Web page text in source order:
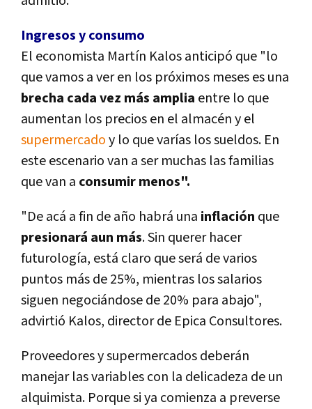
Ingresos y consumo
El economista Martí­n Kalos anticipó que "lo
que vamos a ver en los próximos meses es una
brecha cada vez más amplia entre lo que
aumentan los precios en el almacén y el
supermercadoy lo que varí­as los sueldos. En
este escenario van a ser muchas las familias
que van a consumir menos".
"De acá a fin de año habrá una inflación que
presionará aun más. Sin querer hacer
futurologí­a, está claro que será de varios
puntos más de 25%, mientras los salarios
siguen negociándose de 20% para abajo",
advirtió Kalos, director de Epica Consultores.
Proveedores y supermercados deberán
manejar las variables con la delicadeza de un
alquimista. Porque si ya comienza a preverse